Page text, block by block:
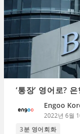
‘통장’ 영어로?
Engoo
2022년 6월
3분 영어회화